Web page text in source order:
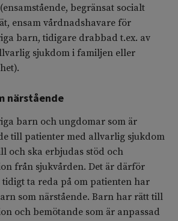
begränsat socialt
ensam vårdnadshavare för
barn, tidigare drabbad t.ex. av
sjukdom i familjen eller
närstående
barn och ungdomar som är
till patienter med allvarlig sjukdom
och ska erbjudas stöd och
från sjukvården. Det är därför
ta reda på om patienten har
som närstående. Barn har rätt till
och bemötande som är anpassad